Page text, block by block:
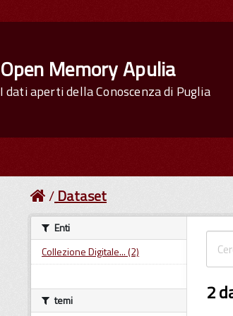
Open Memory Apulia
I dati aperti della Conoscenza di Puglia
Dataset
2
Enti
Collezione Digitale... (2)
temi